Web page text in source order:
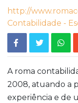
http://
Contabilidade -
A roma
2008, atuando a
experiência e de